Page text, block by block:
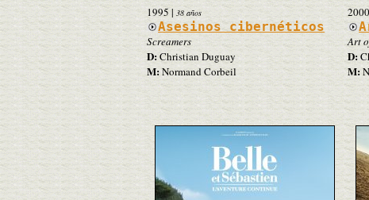
1995 | 38 años
Asesinos cibernéticos
Screamers
D:Christian Duguay
M:Normand Corbeil
2000
Art
D:
M: